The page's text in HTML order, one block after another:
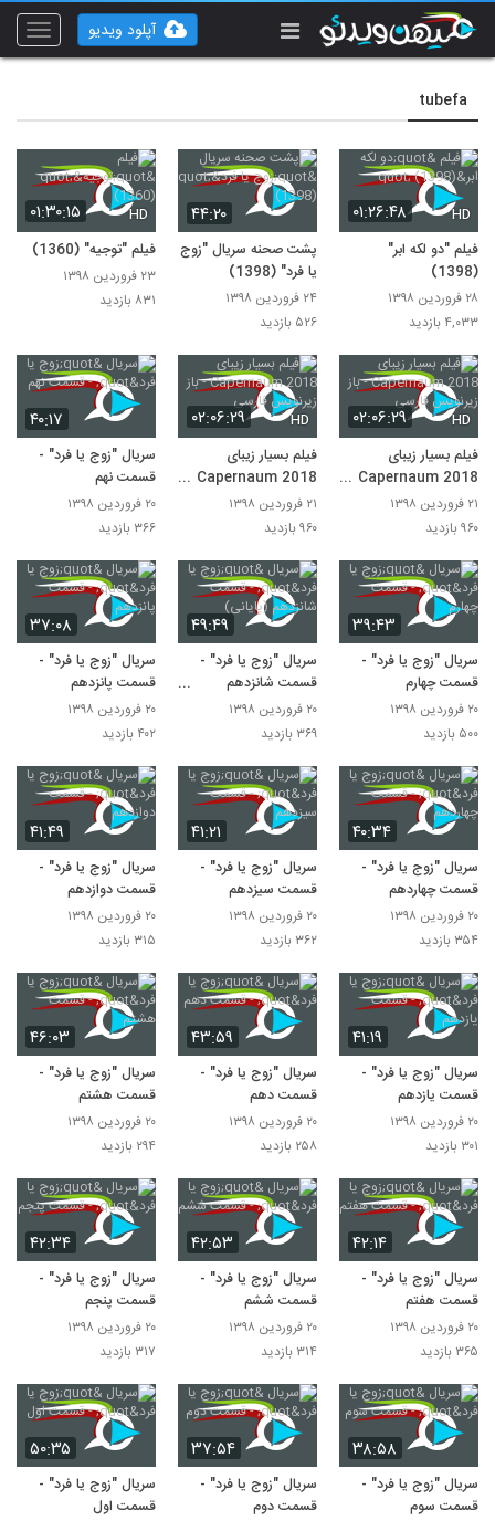
Toggle
آپلود ویدیو
tubefa
۰۱:۲۶:۴۸ HD
فیلم "دو لکه ابر"
(1398)
۲۸ فروردین ۱۳۹۸
۴,۰۳۳ بازدید
۴۴:۲۰
پشت صحنه سریال "زوج
یا فرد" (1398)
۲۴ فروردین ۱۳۹۸
۵۲۶ بازدید
۰۱:۳۰:۱۵ HD
فیلم "توجیه" (1360)
۲۳ فروردین ۱۳۹۸
۸۳۱ بازدید
۰۲:۰۶:۲۹ HD
فیلم بسیار زیبای
Capernaum 2018 -
باز زیرنویس فارسی
۲۱ فروردین ۱۳۹۸
۹۶۰ بازدید
۰۲:۰۶:۲۹ HD
فیلم بسیار زیبای
Capernaum 2018 -
باز زیرنویس فارسی
۲۱ فروردین ۱۳۹۸
۹۶۰ بازدید
۴۰:۱۷
سریال "زوج یا فرد" -
قسمت نهم
۲۰ فروردین ۱۳۹۸
۳۶۶ بازدید
۳۹:۴۳
سریال "زوج یا فرد" -
قسمت چهارم
۲۰ فروردین ۱۳۹۸
۵۰۰ بازدید
۴۹:۴۹
سریال "زوج یا فرد" -
قسمت شانزدهم
(پایانی)
۲۰ فروردین ۱۳۹۸
۳۶۹ بازدید
۳۷:۰۸
سریال "زوج یا فرد" -
قسمت پانزدهم
۲۰ فروردین ۱۳۹۸
۴۰۲ بازدید
۴۰:۳۴
سریال "زوج یا فرد" -
قسمت چهاردهم
۲۰ فروردین ۱۳۹۸
۳۵۴ بازدید
۴۱:۲۱
سریال "زوج یا فرد" -
قسمت سیزدهم
۲۰ فروردین ۱۳۹۸
۳۶۲ بازدید
۴۱:۴۹
سریال "زوج یا فرد" -
قسمت دوازدهم
۲۰ فروردین ۱۳۹۸
۳۱۵ بازدید
۴۱:۱۹
سریال "زوج یا فرد" -
قسمت یازدهم
۲۰ فروردین ۱۳۹۸
۳۰۱ بازدید
۴۳:۵۹
سریال "زوج یا فرد" -
قسمت دهم
۲۰ فروردین ۱۳۹۸
۲۵۸ بازدید
۴۶:۰۳
سریال "زوج یا فرد" -
قسمت هشتم
۲۰ فروردین ۱۳۹۸
۲۹۴ بازدید
۴۲:۱۴
سریال "زوج یا فرد" -
قسمت هفتم
۲۰ فروردین ۱۳۹۸
۳۶۵ بازدید
۴۲:۵۳
سریال "زوج یا فرد" -
قسمت ششم
۲۰ فروردین ۱۳۹۸
۳۱۴ بازدید
۴۲:۳۴
سریال "زوج یا فرد" -
قسمت پنجم
۲۰ فروردین ۱۳۹۸
۳۱۷ بازدید
۳۸:۵۸
سریال "زوج یا فرد" -
قسمت سوم
۳۷:۵۴
سریال "زوج یا فرد" -
قسمت دوم
۵۰:۳۵
سریال "زوج یا فرد" -
قسمت اول